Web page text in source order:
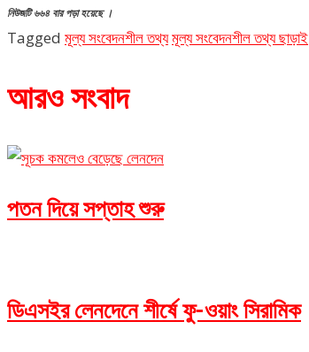
নিউজটি ৬৬৪ বার পড়া হয়েছে ।
Tagged মূল্য সংবেদনশীল তথ্যমূল্য সংবেদনশীল তথ্য ছাড়াই
আরও সংবাদ
পতন দিয়ে সপ্তাহ শুরু
ডিএসইর লেনদেনে শীর্ষে ফু-ওয়াং সিরামিক